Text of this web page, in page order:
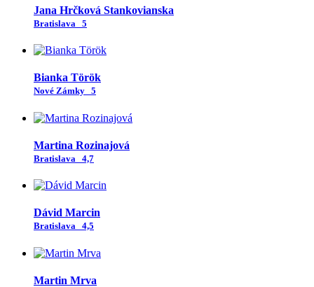
Jana Hrčková Stankovianska
Bratislava 5
Bianka Török
Nové Zámky 5
Martina Rozinajová
Bratislava 4,7
Dávid Marcin
Bratislava 4,5
Martin Mrva